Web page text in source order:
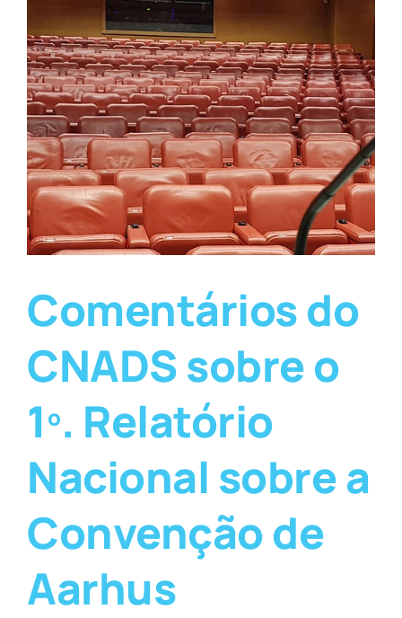
Comentários do
CNADS sobre o
1º. Relatório
Nacional sobre a
Convenção de
Aarhus